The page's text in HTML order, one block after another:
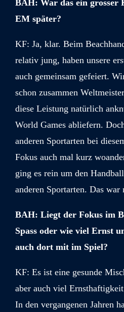
BAH: War das ein grosser
EM später?
KF: Ja, klar. Beim
relativ jung, haben unsere
auch gemeinsam gefeiert.
schon zusammen
diese Leistung natürlich
World Games abliefern.
anderen Sportarten bei
Fokus auch mal kurz
ging es rein um den
anderen Sportarten. Das war
BAH: Liegt der Fokus im
Spass oder wie viel Ernst
auch dort mit im Spiel?
KF: Es ist eine gesunde
aber auch viel
In den vergangenen Jahren